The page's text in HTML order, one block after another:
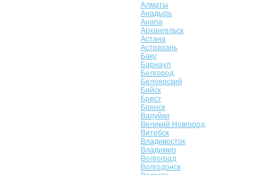
Алматы
Анадырь
Анапа
Архангельск
Астана
Астрахань
Баку
Барнаул
Белгород
Белоярский
Бийск
Брест
Брянск
Валуйки
Великий Новгород
Витебск
Владивосток
Владимир
Волгоград
Волгодонск